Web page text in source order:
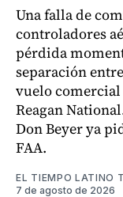
Una falla de
controladores
pérdida
separación
vuelo
Reagan
Don Beyer ya
FAA.
EL TIEMPO LATINO
7 de agosto de 2026